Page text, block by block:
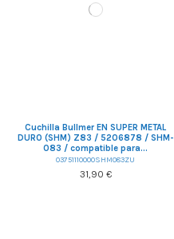
Cuchilla Bullmer EN SUPER METAL
DURO (SHM) Z83 / 5206878 / SHM-
083 / compatible para...
03751110000SHM083ZU
31,90 €